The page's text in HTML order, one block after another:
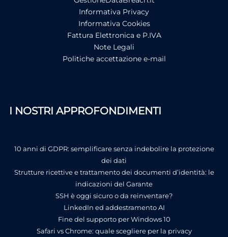
Informativa Privacy
Informativa Cookies
Fattura Elettronica e P.IVA
Note Legali
Politiche accettazione e-mail
I NOSTRI APPROFONDIMENTI
10 anni di GDPR: semplificare senza indebolire la protezione
dei dati
Strutture ricettive e trattamento dei documenti d’identità: le
indicazioni del Garante
SSH è oggi sicuro o da reinventare?
LinkedIn ed addestramento AI
Fine del supporto per Windows 10
Safari vs Chrome: quale scegliere per la privacy